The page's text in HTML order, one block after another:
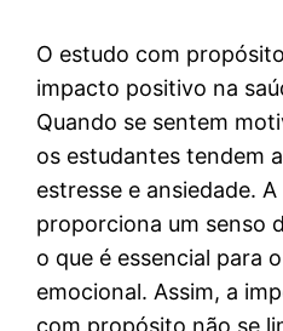
O estudo com
impacto positivo na
Quando se sentem
os estudantes tendem
estresse e ansiedade.
proporciona um senso
o que é essencial para
emocional. Assim, a
com propósito não se